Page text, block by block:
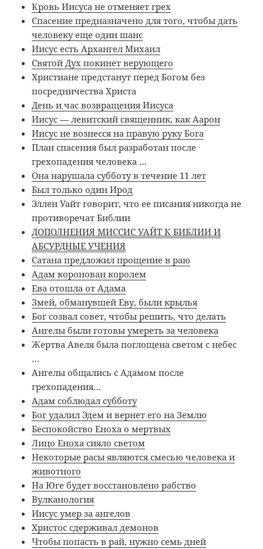
Кровь Иисуса не отменяет грех
Спасение предназначено для того, чтобы дать
человеку еще один шанс
Иисус есть Архангел Михаил
Святой Дух покинет верующего
Христиане предстанут перед Богом без
посредничества Христа
День и час возвращения Иисуса
Иисус — левитский священник, как Аарон
Иисус не вознесся на правую руку Бога
План спасения был разработан после
грехопадения человека …
Она нарушала субботу в течение 11 лет
Был только один Ирод
Эллен Уайт говорит, что ее писания никогда не
противоречат Библии
ДОПОЛНЕНИЯ МИССИС УАЙТ К БИБЛИИ И
АБСУРДНЫЕ УЧЕНИЯ
Сатана предложил прощение в раю
Адам коронован королем
Ева отошла от Адама
Змей, обманувшей Еву, были крылья
Бог созвал совет, чтобы решить, что делать
Ангелы были готовы умереть за человека
Жертва Авеля была поглощена светом с небес
…
Ангелы общались с Адамом после
грехопадения…
Адам соблюдал субботу
Бог удалил Эдем и вернет его на Землю
Беспокойство Еноха о мертвых
Лицо Еноха сияло светом
Некоторые расы являются смесью человека и
животного
На Юге будет восстановлено рабство
Вулканология
Иисус умер за ангелов
Христос сдерживал демонов
Чтобы попасть в рай, нужно семь дней